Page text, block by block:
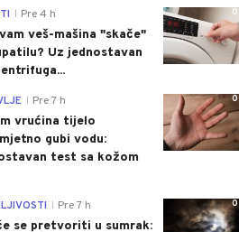
0
Pre 4 h
veš-mašina "skače"
Uz jednostavan
0
Pre 7 h
vrućina tijelo
gubi vodu:
test sa kožom
0
Pre 7 h
se pretvoriti u sumrak: